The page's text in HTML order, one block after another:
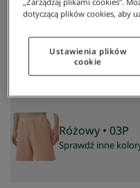
Lacoste/Mężczyzna/Odzież/Szorty I
NAJNIŻSZA CENA Z 30 DNI:
CENA REGULARNA: 579 zł -50%
Różowy • 03P
Sprawdź inne
dotyczącą plików cookies, aby
Ustawienia plików
cookie